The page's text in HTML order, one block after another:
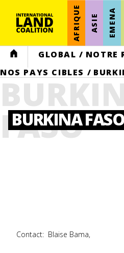
AFRIQUE ASIE EMENA
HOME GLOBAL / NOTRE
NOS PAYS CIBLES /
FASO
BURKINA FASO
Contact: Blaise Bama,